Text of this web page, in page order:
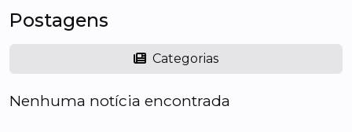
Postagens
Categorias
Nenhuma notícia encontrada